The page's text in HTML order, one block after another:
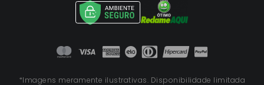
*Imagens meramente ilustrativas. Disponibilidade limitada